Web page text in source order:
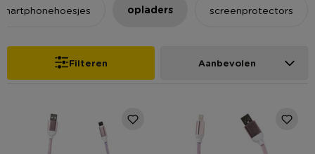
opladers screenprotectors
Filteren Aanbevolen